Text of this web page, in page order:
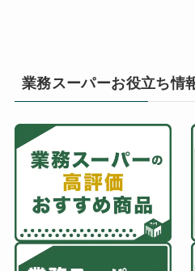
業務スーパーお役立ち情